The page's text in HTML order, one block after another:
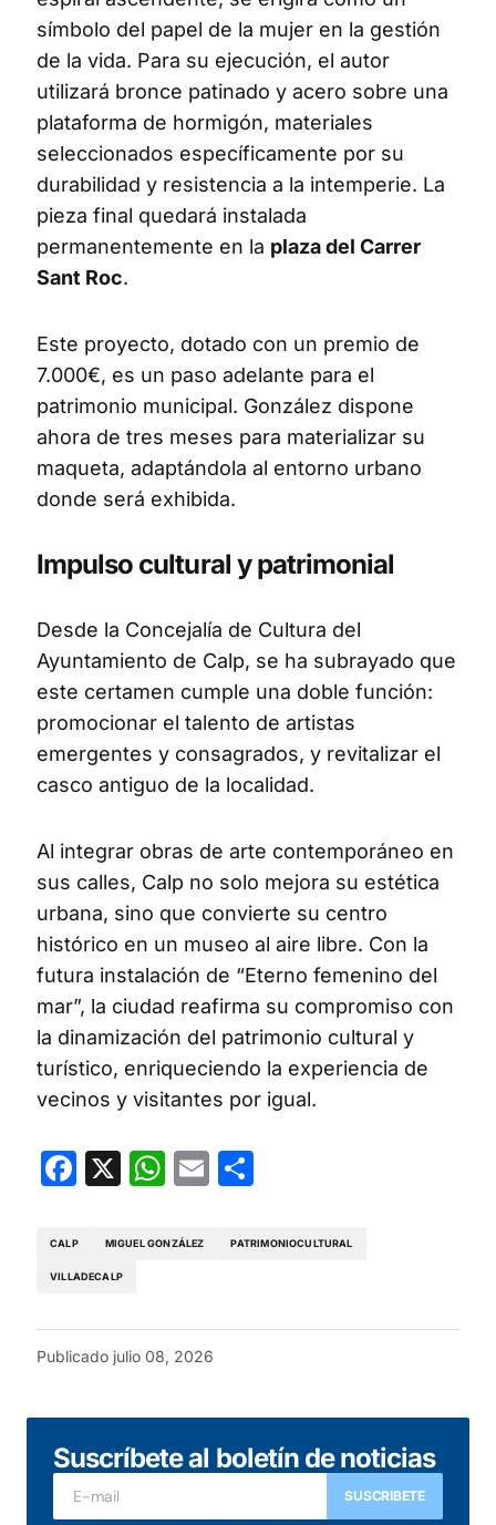
símbolo del papel de la mujer en la gestión
de la vida. Para su ejecución, el autor
utilizará bronce patinado y acero sobre una
plataforma de hormigón, materiales
seleccionados específicamente por su
durabilidad y resistencia a la intemperie. La
pieza final quedará instalada
permanentemente en la plaza del Carrer
Sant Roc.
Este proyecto, dotado con un premio de
7.000€, es un paso adelante para el
patrimonio municipal. González dispone
ahora de tres meses para materializar su
maqueta, adaptándola al entorno urbano
donde será exhibida.
Impulso cultural y patrimonial
Desde la Concejalía de Cultura del
Ayuntamiento de Calp, se ha subrayado que
este certamen cumple una doble función:
promocionar el talento de artistas
emergentes y consagrados, y revitalizar el
casco antiguo de la localidad.
Al integrar obras de arte contemporáneo en
sus calles, Calp no solo mejora su estética
urbana, sino que convierte su centro
histórico en un museo al aire libre. Con la
futura instalación de “Eterno femenino del
mar”, la ciudad reafirma su compromiso con
la dinamización del patrimonio cultural y
turístico, enriqueciendo la experiencia de
vecinos y visitantes por igual.
Facebook
X WhatsApp
Email
CALP MIGUEL GONZÁLEZ PATRIMONIOCULTURAL
VILLADECALP
Publicado julio 08, 2026
Suscríbete al boletín de noticias
SUSCRIBETE